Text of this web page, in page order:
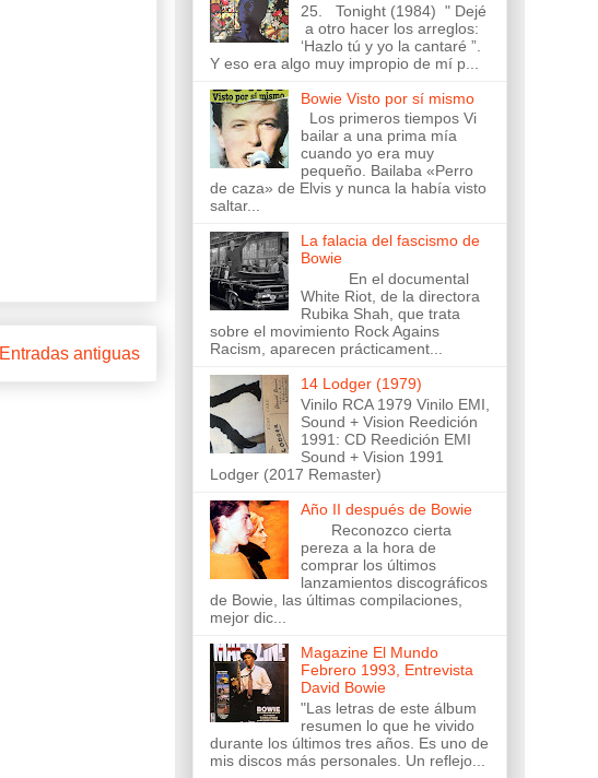
Entradas antiguas
25. Tonight (1984) " Dejé
a otro hacer los arreglos:
‘Hazlo tú y yo la cantaré ”.
Y eso era algo muy impropio de mí p...
Bowie Visto por sí mismo
Los primeros tiempos Vi
bailar a una prima mía
cuando yo era muy
pequeño. Bailaba «Perro
de caza» de Elvis y nunca la había visto
saltar...
La falacia del fascismo de
Bowie
En el documental
White Riot, de la directora
Rubika Shah, que trata
sobre el movimiento Rock Agains
Racism, aparecen prácticament...
14 Lodger (1979)
Vinilo RCA 1979 Vinilo EMI,
Sound + Vision Reedición
1991: CD Reedición EMI
Sound + Vision 1991
Lodger (2017 Remaster)
Año II después de Bowie
Reconozco cierta
pereza a la hora de
comprar los últimos
lanzamientos discográficos
de Bowie, las últimas compilaciones,
mejor dic...
Magazine El Mundo
Febrero 1993, Entrevista
David Bowie
"Las letras de este álbum
resumen lo que he vivido
durante los últimos tres años. Es uno de
mis discos más personales. Un reflejo...